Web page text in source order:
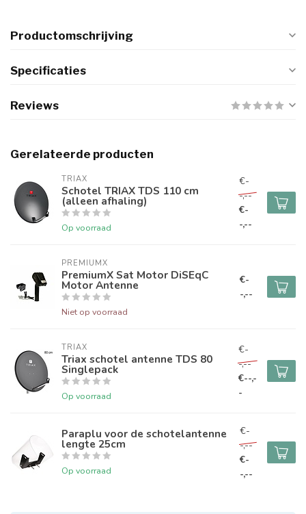
Productomschrijving
Specificaties
Reviews
Gerelateerde producten
TRIAX
Schotel TRIAX TDS 110 cm
(alleen afhaling)
Op voorraad
€-
-,--
€-
-,--
PREMIUMX
PremiumX Sat Motor DiSEqC
Motor Antenne
Niet op voorraad
€-
-,--
TRIAX
Triax schotel antenne TDS 80
Singlepack
Op voorraad
€-
-,--
€--,-
-
Paraplu voor de schotelantenne
lengte 25cm
Op voorraad
€-
-,--
€-
-,--